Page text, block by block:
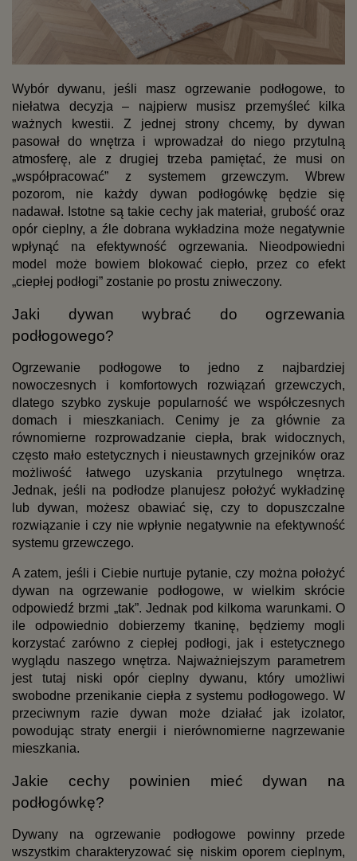
Wybór dywanu, jeśli masz ogrzewanie podłogowe, to
niełatwa decyzja – najpierw musisz przemyśleć kilka
ważnych kwestii. Z jednej strony chcemy, by dywan
pasował do wnętrza i wprowadzał do niego przytulną
atmosferę, ale z drugiej trzeba pamiętać, że musi on
„współpracować” z systemem grzewczym. Wbrew
pozorom, nie każdy dywan podłogówkę będzie się
nadawał. Istotne są takie cechy jak materiał, grubość oraz
opór cieplny, a źle dobrana wykładzina może negatywnie
wpłynąć na efektywność ogrzewania. Nieodpowiedni
model może bowiem blokować ciepło, przez co efekt
„ciepłej podłogi” zostanie po prostu zniweczony.
Jaki dywan wybrać do ogrzewania
podłogowego?
Ogrzewanie podłogowe to jedno z najbardziej
nowoczesnych i komfortowych rozwiązań grzewczych,
dlatego szybko zyskuje popularność we współczesnych
domach i mieszkaniach. Cenimy je za głównie za
równomierne rozprowadzanie ciepła, brak widocznych,
często mało estetycznych i nieustawnych grzejników oraz
możliwość łatwego uzyskania przytulnego wnętrza.
Jednak, jeśli na podłodze planujesz położyć wykładzinę
lub dywan, możesz obawiać się, czy to dopuszczalne
rozwiązanie i czy nie wpłynie negatywnie na efektywność
systemu grzewczego.
A zatem, jeśli i Ciebie nurtuje pytanie, czy można położyć
dywan na ogrzewanie podłogowe, w wielkim skrócie
odpowiedź brzmi „tak”. Jednak pod kilkoma warunkami. O
ile odpowiednio dobierzemy tkaninę, będziemy mogli
korzystać zarówno z ciepłej podłogi, jak i estetycznego
wyglądu naszego wnętrza. Najważniejszym parametrem
jest tutaj niski opór cieplny dywanu, który umożliwi
swobodne przenikanie ciepła z systemu podłogowego. W
przeciwnym razie dywan może działać jak izolator,
powodując straty energii i nierównomierne nagrzewanie
mieszkania.
Jakie cechy powinien mieć dywan na
podłogówkę?
Dywany na ogrzewanie podłogowe powinny przede
wszystkim charakteryzować się niskim oporem cieplnym,